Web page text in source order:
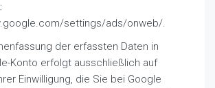
settings/ads/onweb/.
der erfassten Daten in
Konto erfolgt ausschließlich auf
Einwilligung, die Sie bei Google